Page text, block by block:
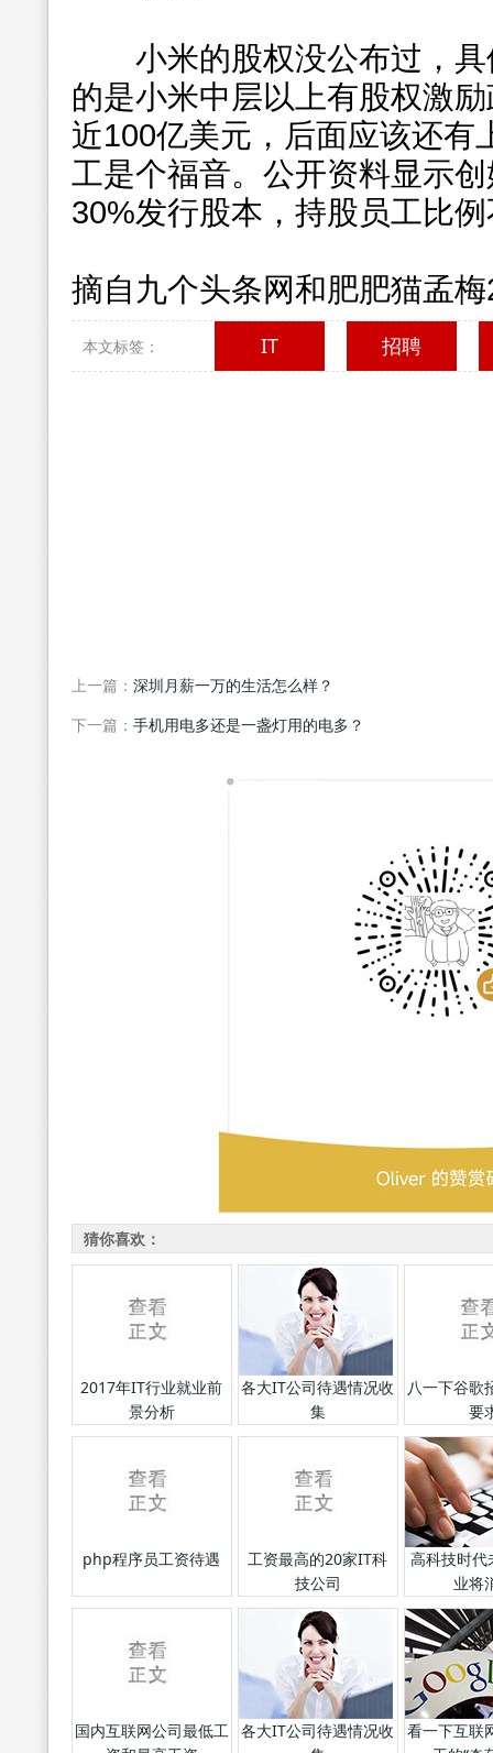
小米的股权没公布过，具
的是小米中层以上有股权激
近100亿美元，后面应该还有
工是个福音。公开资料显示
30%发行股本，持股员工比
摘自九个头条网和肥肥猫孟
本文标签： IT 招聘
上一篇： 深圳月薪一万的生活怎么样？
下一篇： 手机用电多还是一盏灯用的电多？
猜你喜欢：
2017年IT行业就业前
景分析
各大IT公司待遇情况收
集
八一下谷歌
要
php程序员工资待遇
工资最高的20家IT科
技公司
高科技时代
业将
国内互联网公司最低工
各大IT公司待遇情况收
看一下互联